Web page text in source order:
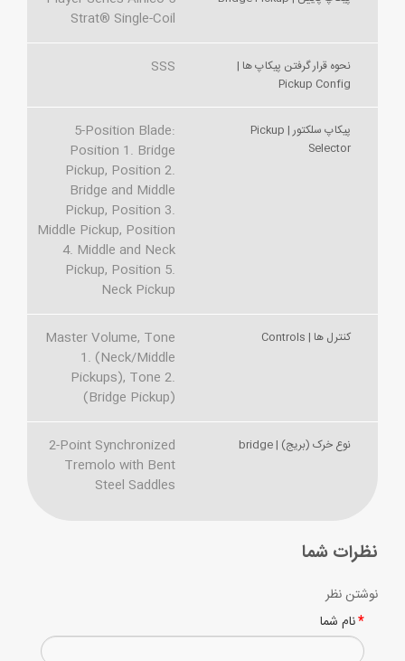
Strat® Single-Coil
نحوه قرار گرفتن پیکاپ ها |
Pickup Config
SSS
پیکاپ سلکتور | Pickup
Selector
5-Position Blade:
Position 1. Bridge
Pickup, Position 2.
Bridge and Middle
Pickup, Position 3.
Middle Pickup, Position
4. Middle and Neck
Pickup, Position 5.
Neck Pickup
کنترل ها | Controls
Master Volume, Tone
1. (Neck/Middle
Pickups), Tone 2.
(Bridge Pickup)
نوع خرک (بریج) | bridge
2-Point Synchronized
Tremolo with Bent
Steel Saddles
نظرات شما
نوشتن نظر
نام شما